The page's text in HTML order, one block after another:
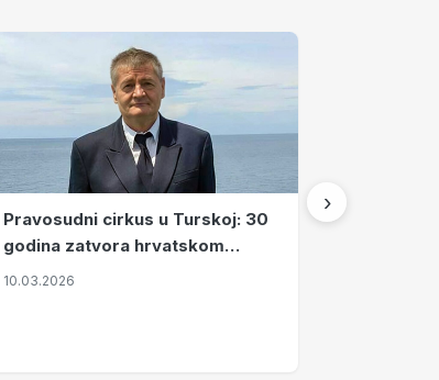
Pravosudni cirkus u Turskoj: 30
godina zatvora hrvatskom
kapetanu kojeg su sami pustili
10.03.2026
›